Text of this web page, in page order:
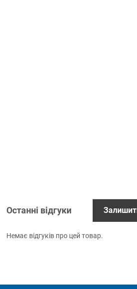
Останні відгуки
Немає відгуків про цей товар.